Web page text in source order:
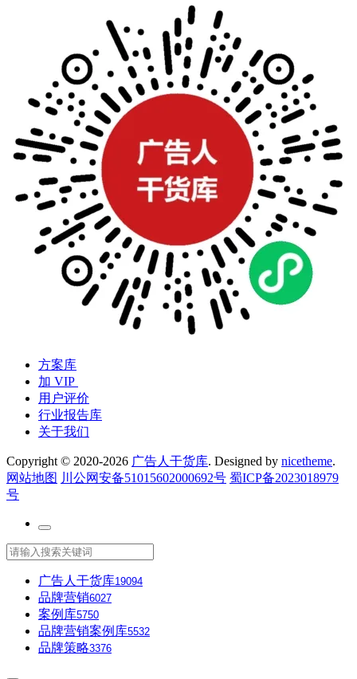
方案库
加 VIP
用户评价
行业报告库
关于我们
Copyright © 2020-2026 广告人干货库. Designed by nicetheme.
网站地图 川公网安备51015602000692号 蜀ICP备2023018979
号
广告人干货库19094
品牌营销6027
案例库5750
品牌营销案例库5532
品牌策略3376